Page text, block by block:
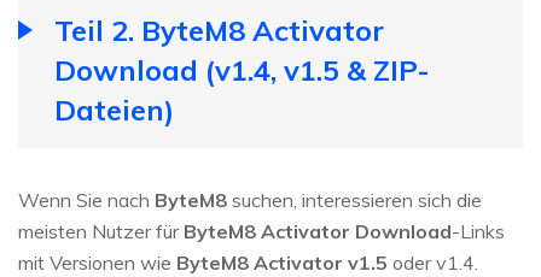
Teil 2. ByteM8 Activator
Download (v1.4, v1.5 & ZIP-
Dateien)
Wenn Sie nach ByteM8 suchen, interessieren sich die
meisten Nutzer für ByteM8 Activator Download-Links
mit Versionen wie ByteM8 Activator v1.5 oder v1.4.